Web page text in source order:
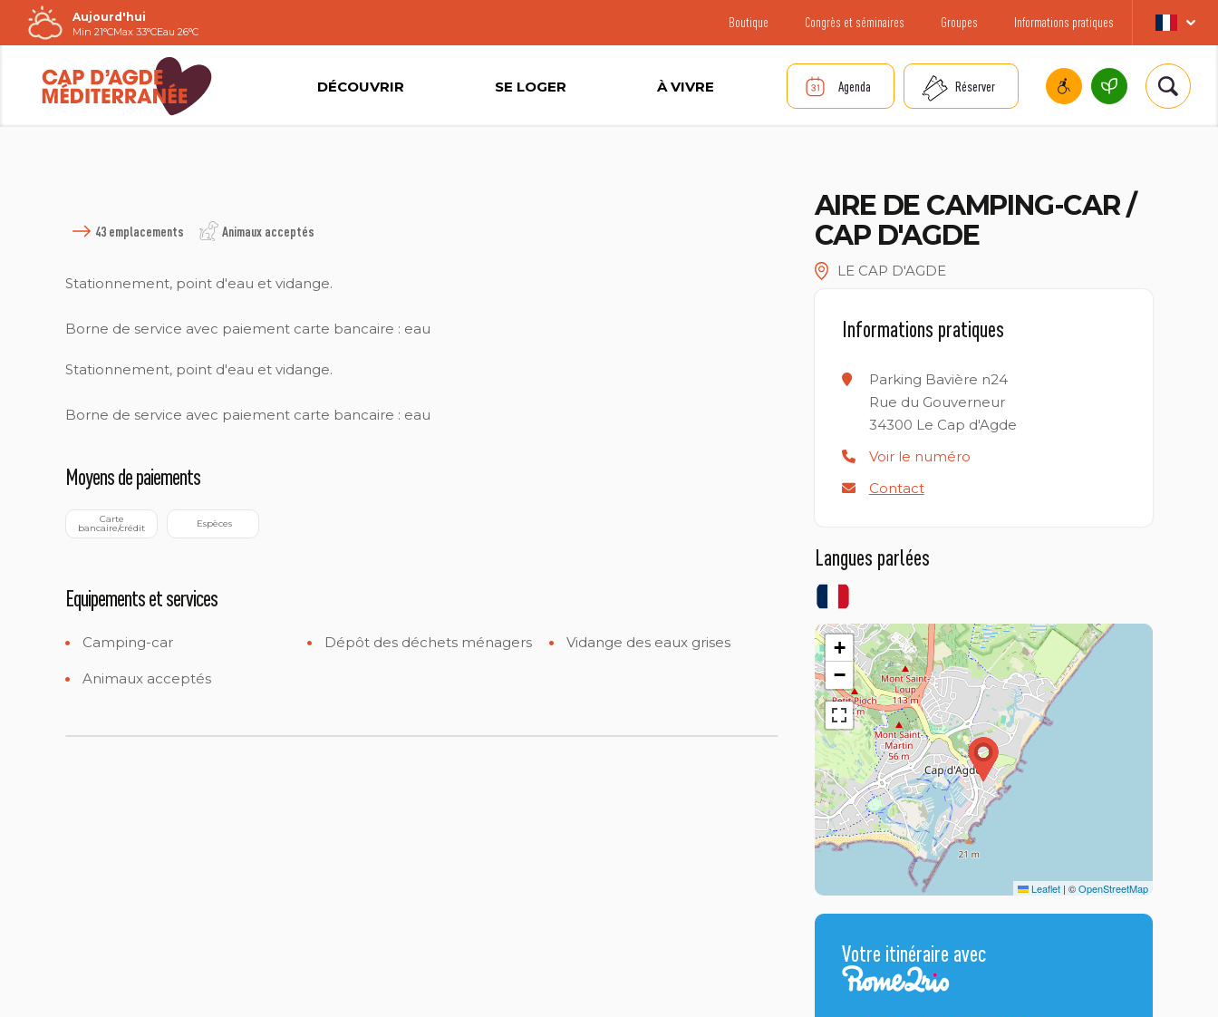
Passer
au
contenu
Aujourd'hui
Min 21°CMax 33°CEau 26°C
Boutique Congrès et séminaires Groupes Informations pratiques
DÉCOUVRIR SE LOGER À VIVRE Agenda Réserver
43 emplacements Animaux acceptés
Stationnement, point d'eau et vidange.
Borne de service avec paiement carte bancaire : eau
Stationnement, point d'eau et vidange.
Borne de service avec paiement carte bancaire : eau
Moyens de paiements
bancaire/crédit Espèces
Equipements et services
Camping-car Dépôt des déchets ménagers Vidange des eaux grises
Animaux acceptés
AIRE DE CAMPING-CAR /
CAP D'AGDE
LE CAP D'AGDE
Informations pratiques
Parking Bavière n24
Rue du Gouverneur
34300 Le Cap d'Agde
Voir le numéro
Contact
Langues parlées
+
−
Leaflet | ©OpenStreetMap
Votre itinéraire avec